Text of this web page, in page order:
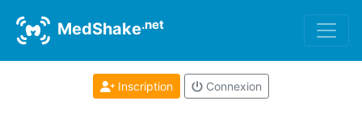
MedShake.net
Inscription Connexion